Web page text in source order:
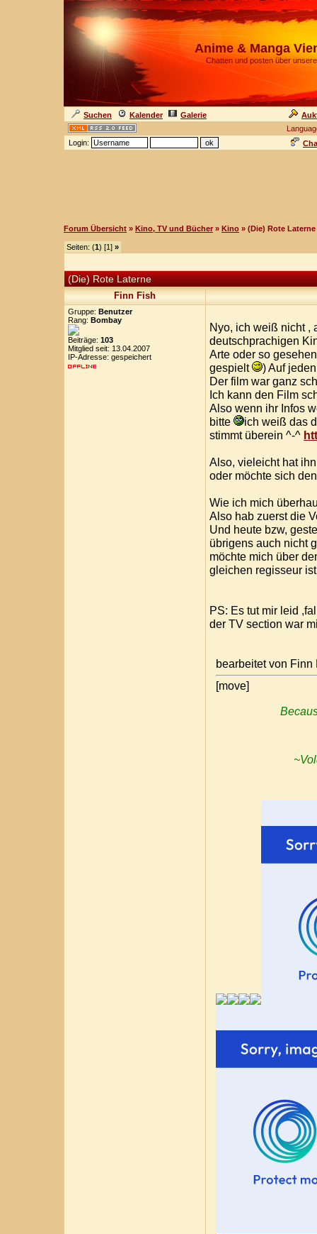
Anime & Manga
Chatten und posten über
Suchen Kalender Galerie
Login:
Forum Übersicht » Kino, TV und Bücher » Kino » (Die) Rote Laterne
Seiten: (1) [1] »
(Die) Rote Laterne
Finn Fish
Gruppe: Benutzer
Rang: Bombay
Beiträge: 103
Mitglied seit: 13.04.2007
IP-Adresse: gespeichert
Nyo, ich weiß nicht ,
deutschprachigen
Arte oder so
gespielt
) Auf
Der film war ganz
Ich kann den Film
Also wenn ihr Infos
bitte
ich weiß das
stimmt überein ^-^
Also, vieleicht hat
oder möchte sich
Wie ich mich
Also hab zuerst die
Und heute bzw,
übrigens auch nicht
möchte mich über
gleichen regisseur
PS: Es tut mir leid
der TV section war
bearbeitet von
[move]